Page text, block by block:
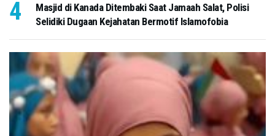
Masjid di Kanada Ditembaki Saat Jamaah Salat, Polisi
Selidiki Dugaan Kejahatan Bermotif Islamofobia